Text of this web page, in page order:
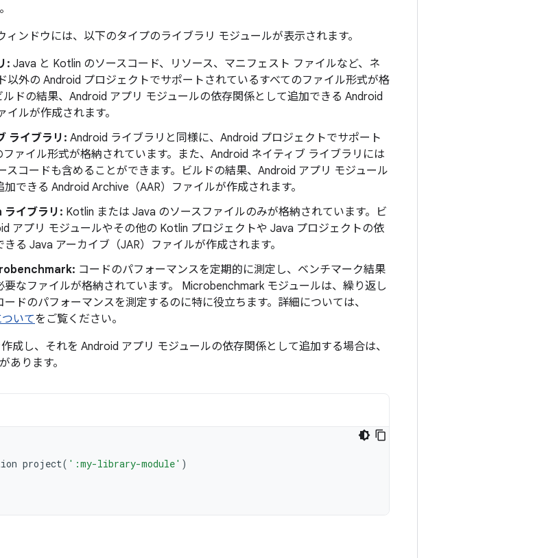
ィンドウには、以下のタイプのライブラリ モジュールが表示されます。
: Java と Kotlin のソースコード、リソース、マニフェスト ファイルなど、ネ
以外の Android プロジェクトでサポートされているすべてのファイル形式が格
ドの結果、Android アプリ モジュールの依存関係として追加できる Android
ルが作成されます。
ライブラリ: Android ライブラリと同様に、Android プロジェクトでサポート
ファイル形式が格納されています。また、Android ネイティブ ライブラリには
スコードも含めることができます。ビルドの結果、Android アプリ モジュール
できる Android Archive（AAR）ファイルが作成されます。
イブラリ: Kotlin または Java のソースファイルのみが格納されています。ビ
アプリ モジュールやその他の Kotlin プロジェクトや Java プロジェクトの依
る Java アーカイブ（JAR）ファイルが作成されます。
コードのパフォーマンスを定期的に測定し、ベンチマーク結果
要なファイルが格納されています。 Microbenchmark モジュールは、繰り返し
ドのパフォーマンスを測定するのに特に役立ちます。詳細については、
いてをご覧ください。
成し、それを Android アプリ モジュールの依存関係として追加する場合は、
あります。
project( ':my-library-module' )